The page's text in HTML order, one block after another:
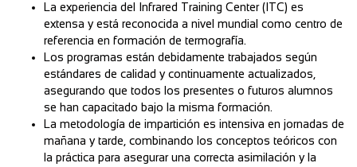
La experiencia del Infrared Training Center (ITC) es
extensa y está reconocida a nivel mundial como centro de
referencia en formación de termografía.
Los programas están debidamente trabajados según
estándares de calidad y continuamente actualizados,
asegurando que todos los presentes o futuros alumnos
se han capacitado bajo la misma formación.
La metodología de impartición es intensiva en jornadas de
mañana y tarde, combinando los conceptos teóricos con
la práctica para asegurar una correcta asimilación y la